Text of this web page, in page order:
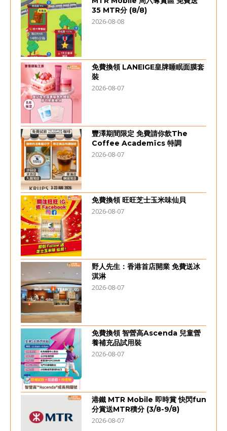
35 MTR分 (8/8)
2026-08-08
免費換領 LANEIGE皇牌睡眠面膜套
裝
2026-08-07
豐澤期間限定 免費請你飲The
Coffee Academïcs 特調
2026-08-07
免費換領 旺旺芝士玉米味仙貝
2026-08-07
野人先生：香港首店開業 免費送冰
淇淋
2026-08-07
免費換領 智營高Ascenda 兒童營
養補充品試用裝
2026-08-07
港鐵 MTR Mobile 即時賞 快閃fun
分賞送MTR積分 (3/8-9/8)
2026-08-07